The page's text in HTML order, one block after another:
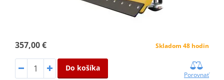
357,00 € Skladom 48 hodin
Do košíka
Porovnať